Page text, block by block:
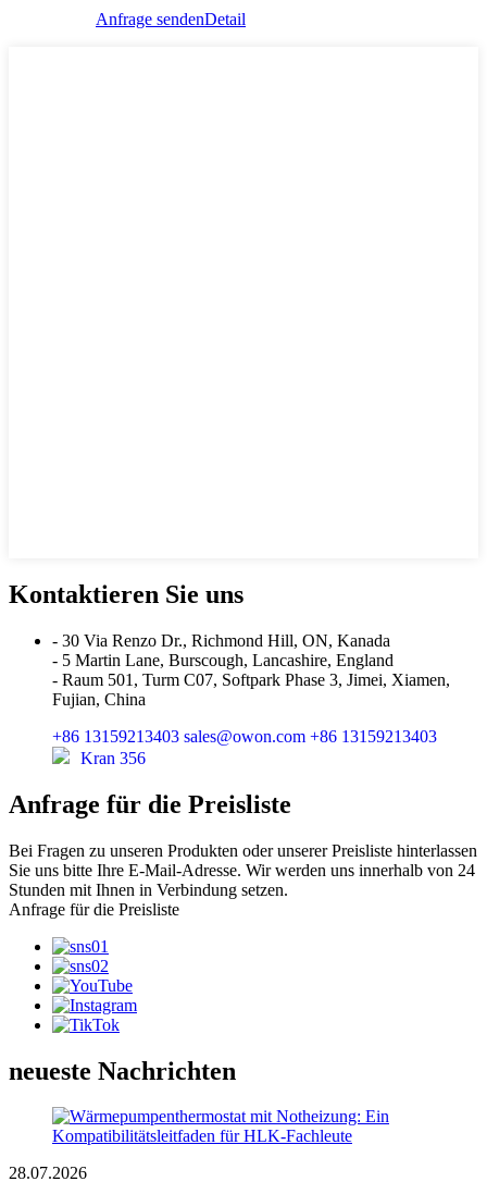
Anfrage sendenDetail
Kontaktieren Sie uns
- 30 Via Renzo Dr., Richmond Hill, ON, Kanada
- 5 Martin Lane, Burscough, Lancashire, England
- Raum 501, Turm C07, Softpark Phase 3, Jimei, Xiamen,
Fujian, China
+86 13159213403 sales@owon.com +86 13159213403
Kran 356
Anfrage für die Preisliste
Bei Fragen zu unseren Produkten oder unserer Preisliste hinterlassen
Sie uns bitte Ihre E-Mail-Adresse. Wir werden uns innerhalb von 24
Stunden mit Ihnen in Verbindung setzen.
Anfrage für die Preisliste
neueste Nachrichten
28.07.2026